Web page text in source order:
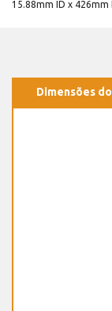
15.88mm ID x 426mm
Dimensões